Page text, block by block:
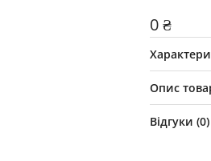
0 ₴
Опис
Відгуки (0)